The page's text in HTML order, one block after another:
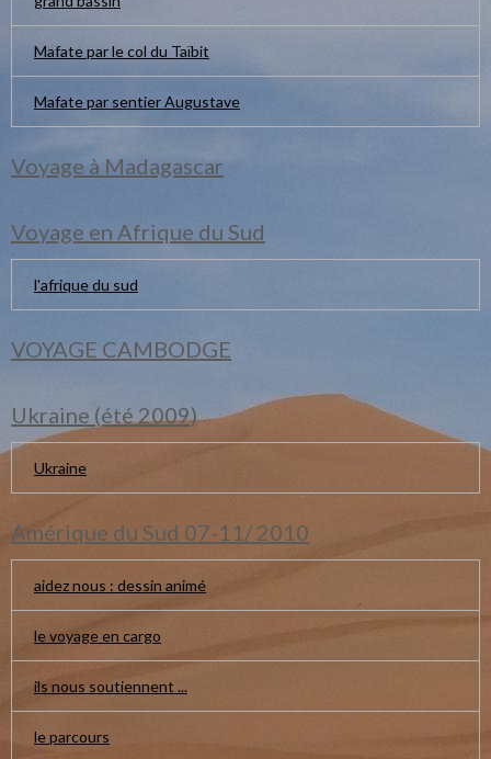
Mafate par le col du Taïbit
Mafate par sentier Augustave
Voyage à Madagascar
Voyage en Afrique du Sud
l'afrique du sud
VOYAGE CAMBODGE
Ukraine (été 2009)
Ukraine
Amérique du Sud 07-11/ 2010
aidez nous : dessin animé
le voyage en cargo
ils nous soutiennent ...
le parcours